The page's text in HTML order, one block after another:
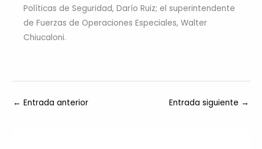
Políticas de Seguridad, Darío Ruiz; el superintendente
de Fuerzas de Operaciones Especiales, Walter
Chiucaloni.
← Entrada anterior Entrada siguiente →